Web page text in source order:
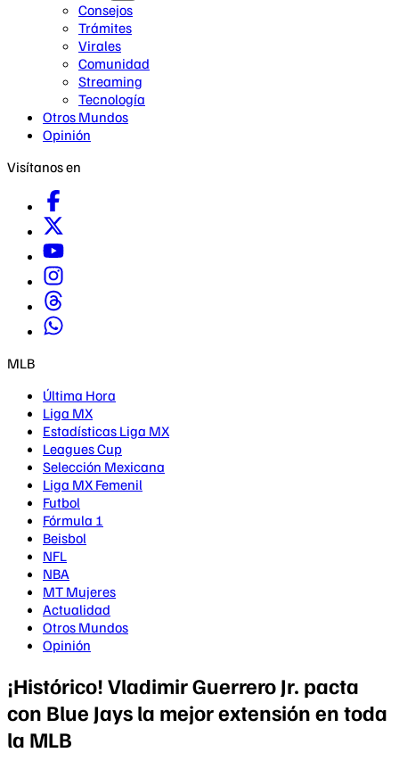
Consejos
Trámites
Virales
Comunidad
Streaming
Tecnología
Otros Mundos
Opinión
Visítanos en
MLB
Última Hora
Liga MX
Estadísticas Liga MX
Leagues Cup
Selección Mexicana
Liga MX Femenil
Futbol
Fórmula 1
Beisbol
NFL
NBA
MT Mujeres
Actualidad
Otros Mundos
Opinión
¡Histórico! Vladimir Guerrero Jr. pacta
con Blue Jays la mejor extensión en toda
la MLB